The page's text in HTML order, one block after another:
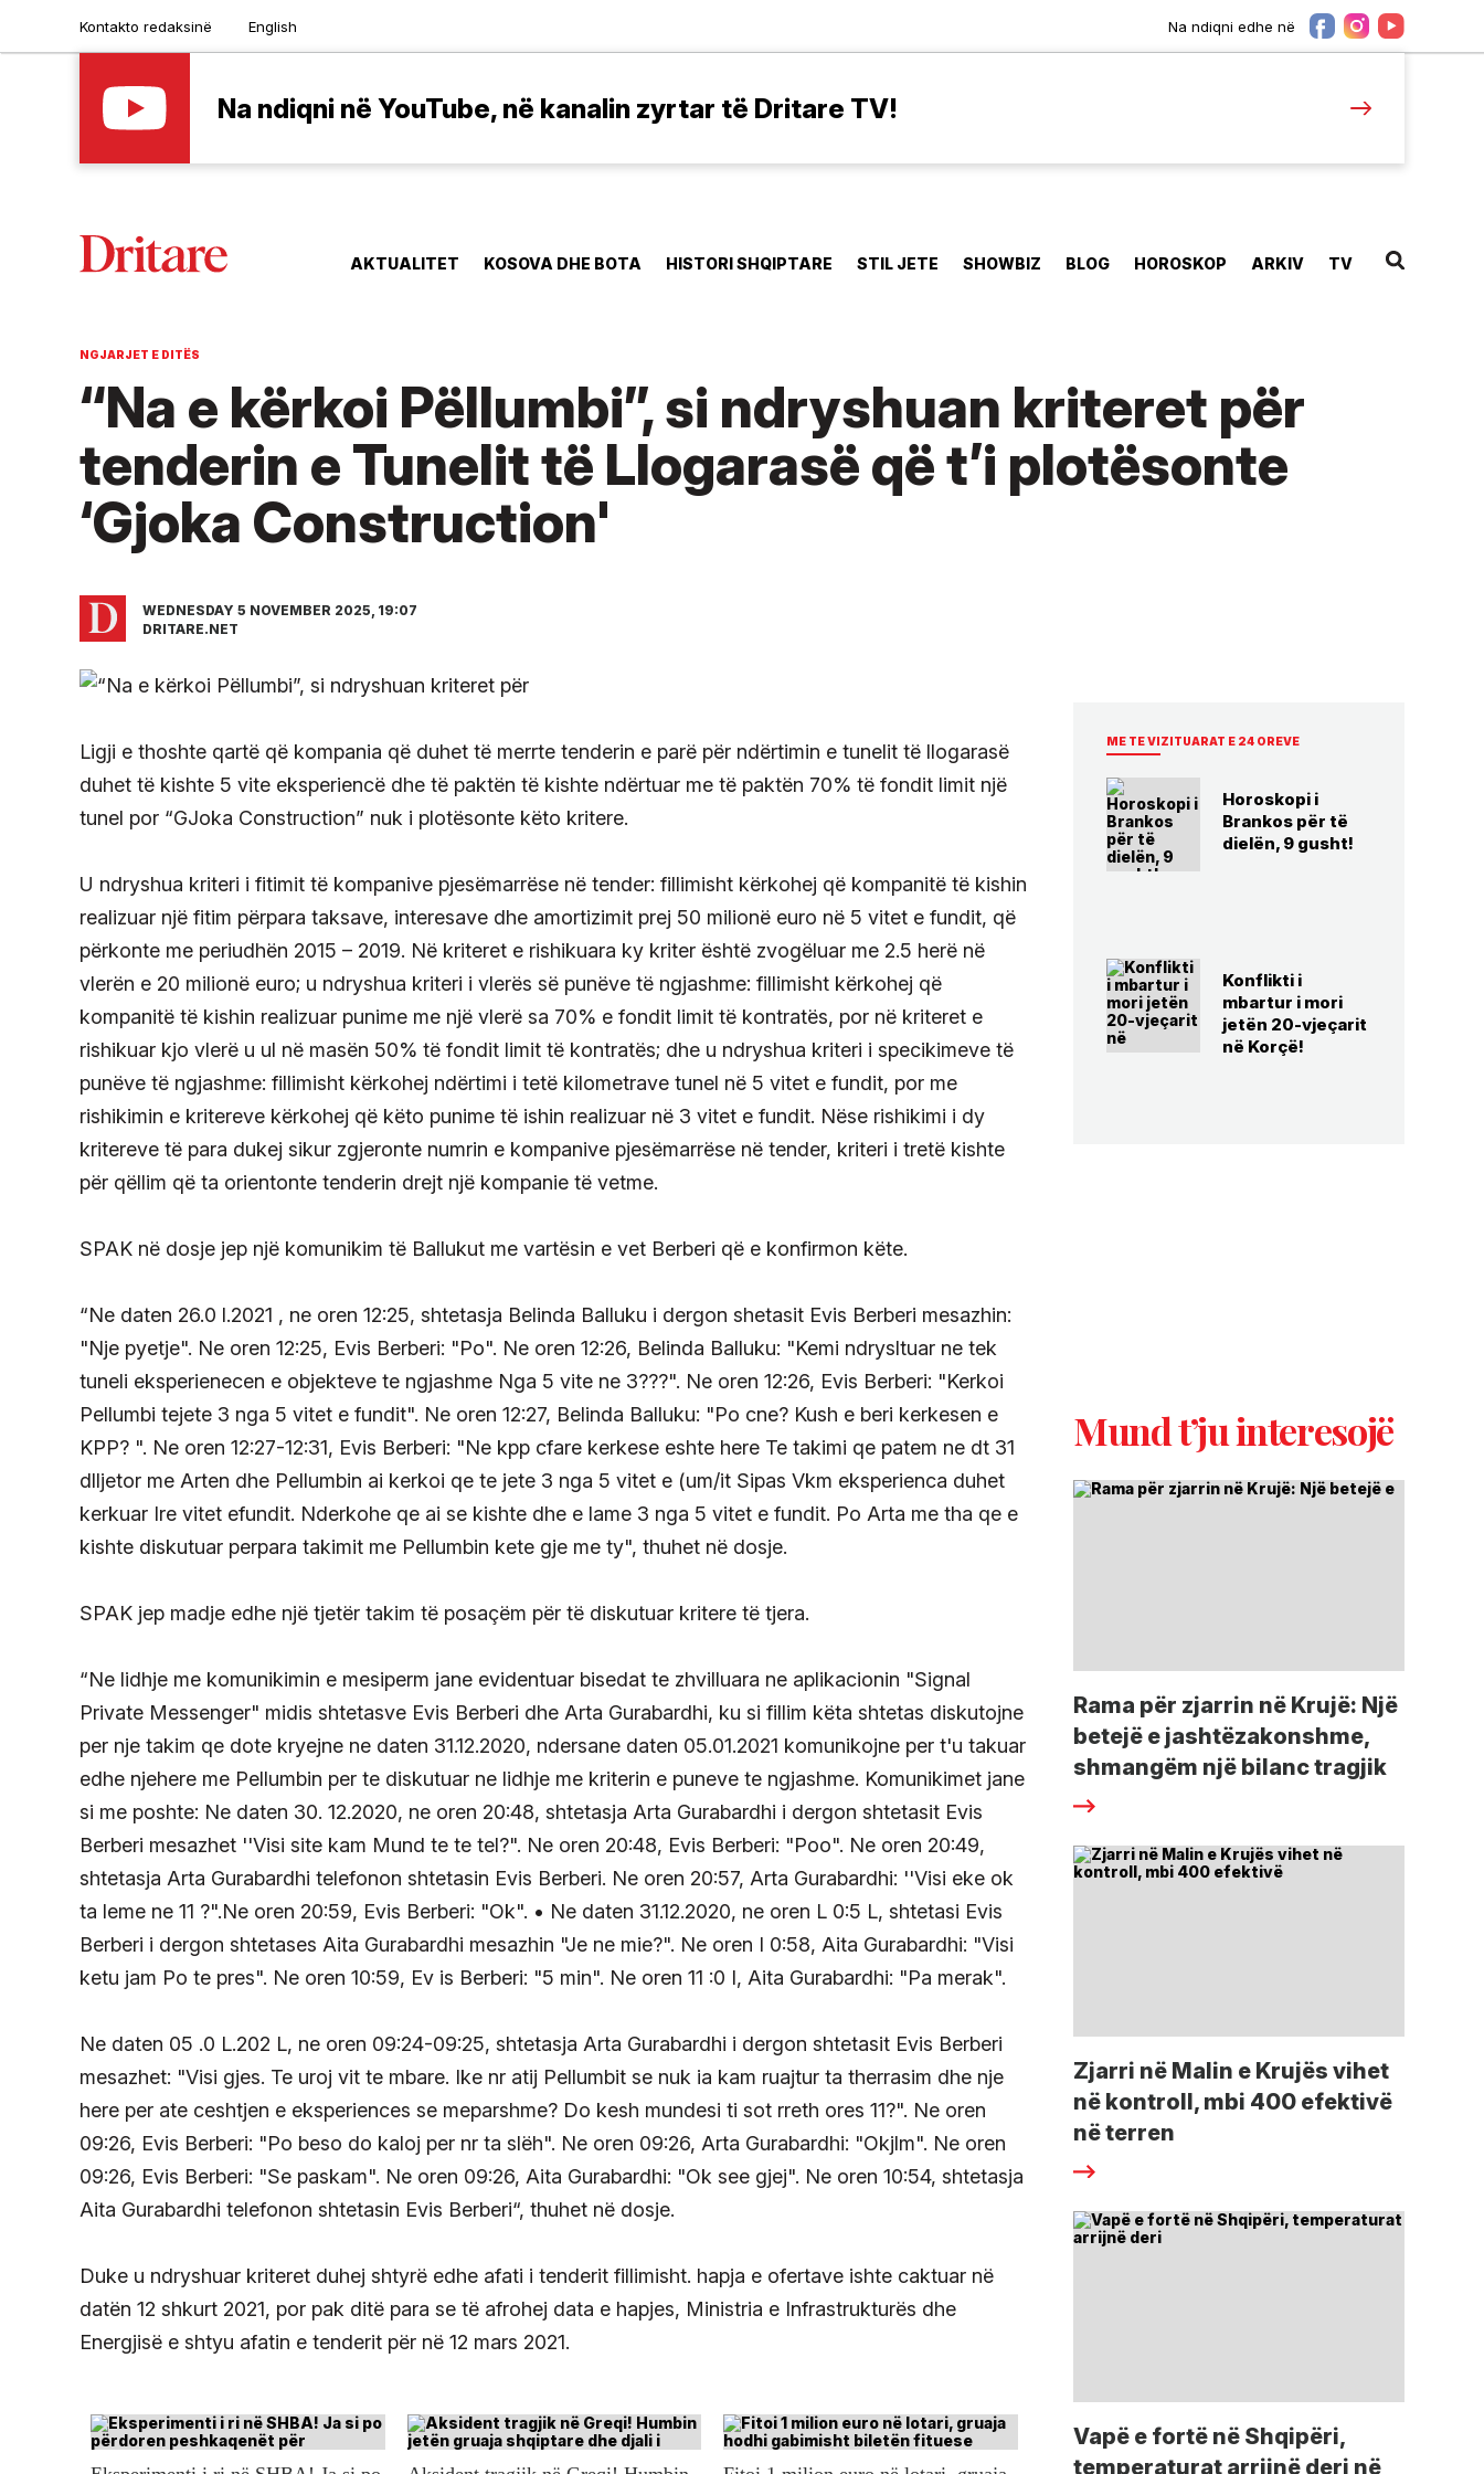
Kontakto redaksinë English Na ndiqni edhe në
Na ndiqni në YouTube, në kanalin zyrtar të Dritare TV!
AKTUALITET KOSOVA DHE BOTA HISTORI SHQIPTARE STIL JETE SHOWBIZ BLOG HOROSKOP ARKIV TV
NGJARJET E DITËS
“Na e kërkoi Pëllumbi”, si ndryshuan kriteret për
tenderin e Tunelit të Llogarasë që t’i plotësonte
‘Gjoka Construction'
WEDNESDAY 5 NOVEMBER 2025, 19:07
DRITARE.NET
Ligji e thoshte qartë që kompania që duhet të merrte tenderin e parë për ndërtimin e tunelit të llogarasë
duhet të kishte 5 vite eksperiencë dhe të paktën të kishte ndërtuar me të paktën 70% të fondit limit një
tunel por “GJoka Construction” nuk i plotësonte këto kritere.
U ndryshua kriteri i fitimit të kompanive pjesëmarrëse në tender: fillimisht kërkohej që kompanitë të kishin
realizuar një fitim përpara taksave, interesave dhe amortizimit prej 50 milionë euro në 5 vitet e fundit, që
përkonte me periudhën 2015 – 2019. Në kriteret e rishikuara ky kriter është zvogëluar me 2.5 herë në
vlerën e 20 milionë euro; u ndryshua kriteri i vlerës së punëve të ngjashme: fillimisht kërkohej që
kompanitë të kishin realizuar punime me një vlerë sa 70% e fondit limit të kontratës, por në kriteret e
rishikuar kjo vlerë u ul në masën 50% të fondit limit të kontratës; dhe u ndryshua kriteri i specikimeve të
punëve të ngjashme: fillimisht kërkohej ndërtimi i tetë kilometrave tunel në 5 vitet e fundit, por me
rishikimin e kritereve kërkohej që këto punime të ishin realizuar në 3 vitet e fundit. Nëse rishikimi i dy
kritereve të para dukej sikur zgjeronte numrin e kompanive pjesëmarrëse në tender, kriteri i tretë kishte
për qëllim që ta orientonte tenderin drejt një kompanie të vetme.
SPAK në dosje jep një komunikim të Ballukut me vartësin e vet Berberi që e konfirmon këte.
“Ne daten 26.0 l.2021 , ne oren 12:25, shtetasja Belinda Balluku i dergon shetasit Evis Berberi mesazhin:
"Nje pyetje". Ne oren 12:25, Evis Berberi: "Po". Ne oren 12:26, Belinda Balluku: "Kemi ndrysltuar ne tek
tuneli eksperienecen e objekteve te ngjashme Nga 5 vite ne 3???". Ne oren 12:26, Evis Berberi: "Kerkoi
Pellumbi tejete 3 nga 5 vitet e fundit". Ne oren 12:27, Belinda Balluku: "Po cne? Kush e beri kerkesen e
KPP? ". Ne oren 12:27-12:31, Evis Berberi: "Ne kpp cfare kerkese eshte here Te takimi qe patem ne dt 31
dlljetor me Arten dhe Pellumbin ai kerkoi qe te jete 3 nga 5 vitet e (um/it Sipas Vkm eksperienca duhet
kerkuar Ire vitet efundit. Nderkohe qe ai se kishte dhe e lame 3 nga 5 vitet e fundit. Po Arta me tha qe e
kishte diskutuar perpara takimit me Pellumbin kete gje me ty", thuhet në dosje.
SPAK jep madje edhe një tjetër takim të posaçëm për të diskutuar kritere të tjera.
“Ne lidhje me komunikimin e mesiperm jane evidentuar bisedat te zhvilluara ne aplikacionin "Signal
Private Messenger" midis shtetasve Evis Berberi dhe Arta Gurabardhi, ku si fillim këta shtetas diskutojne
per nje takim qe dote kryejne ne daten 31.12.2020, ndersane daten 05.01.2021 komunikojne per t'u takuar
edhe njehere me Pellumbin per te diskutuar ne lidhje me kriterin e puneve te ngjashme. Komunikimet jane
si me poshte: Ne daten 30. 12.2020, ne oren 20:48, shtetasja Arta Gurabardhi i dergon shtetasit Evis
Berberi mesazhet ''Visi site kam Mund te te tel?". Ne oren 20:48, Evis Berberi: "Poo". Ne oren 20:49,
shtetasja Arta Gurabardhi telefonon shtetasin Evis Berberi. Ne oren 20:57, Arta Gurabardhi: ''Visi eke ok
ta leme ne 11 ?".Ne oren 20:59, Evis Berberi: "Ok". • Ne daten 31.12.2020, ne oren L 0:5 L, shtetasi Evis
Berberi i dergon shtetases Aita Gurabardhi mesazhin "Je ne mie?". Ne oren I 0:58, Aita Gurabardhi: "Visi
ketu jam Po te pres". Ne oren 10:59, Ev is Berberi: "5 min". Ne oren 11 :0 I, Aita Gurabardhi: "Pa merak".
Ne daten 05 .0 L.202 L, ne oren 09:24-09:25, shtetasja Arta Gurabardhi i dergon shtetasit Evis Berberi
mesazhet: "Visi gjes. Te uroj vit te mbare. Ike nr atij Pellumbit se nuk ia kam ruajtur ta therrasim dhe nje
here per ate ceshtjen e eksperiences se meparshme? Do kesh mundesi ti sot rreth ores 11?". Ne oren
09:26, Evis Berberi: "Po beso do kaloj per nr ta slëh". Ne oren 09:26, Arta Gurabardhi: "Okjlm". Ne oren
09:26, Evis Berberi: "Se paskam". Ne oren 09:26, Aita Gurabardhi: "Ok see gjej". Ne oren 10:54, shtetasja
Aita Gurabardhi telefonon shtetasin Evis Berberi“, thuhet në dosje.
Duke u ndryshuar kriteret duhej shtyrë edhe afati i tenderit fillimisht. hapja e ofertave ishte caktuar në
datën 12 shkurt 2021, por pak ditë para se të afrohej data e hapjes, Ministria e Infrastrukturës dhe
Energjisë e shtyu afatin e tenderit për në 12 mars 2021.
ME TE VIZITUARAT E 24 OREVE
Horoskopi i
Brankos për të
dielën, 9 gusht!
Konflikti i
mbartur i mori
jetën 20-vjeçarit
në Korçë!
Mund t’ju interesojë
Rama për zjarrin në Krujë: Një
betejë e jashtëzakonshme,
shmangëm një bilanc tragjik
Zjarri në Malin e Krujës vihet
në kontroll, mbi 400 efektivë
në terren
Vapë e fortë në Shqipëri,
temperaturat arrijnë deri në